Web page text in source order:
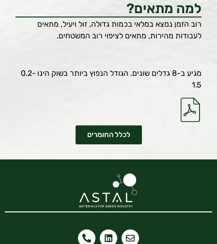
למה מתאים?
רוב הזמן נמצא במלאי בכמות גדולה, זול ויעיל, מתאים
לעבודות מהירות, מתאים לציפוי רוב המשטחים.
מגיע ב-8 גדלים שונים. הגודל הנפוץ ביותר בשוק הינו 0.2-
1.5
לכלל החומרים